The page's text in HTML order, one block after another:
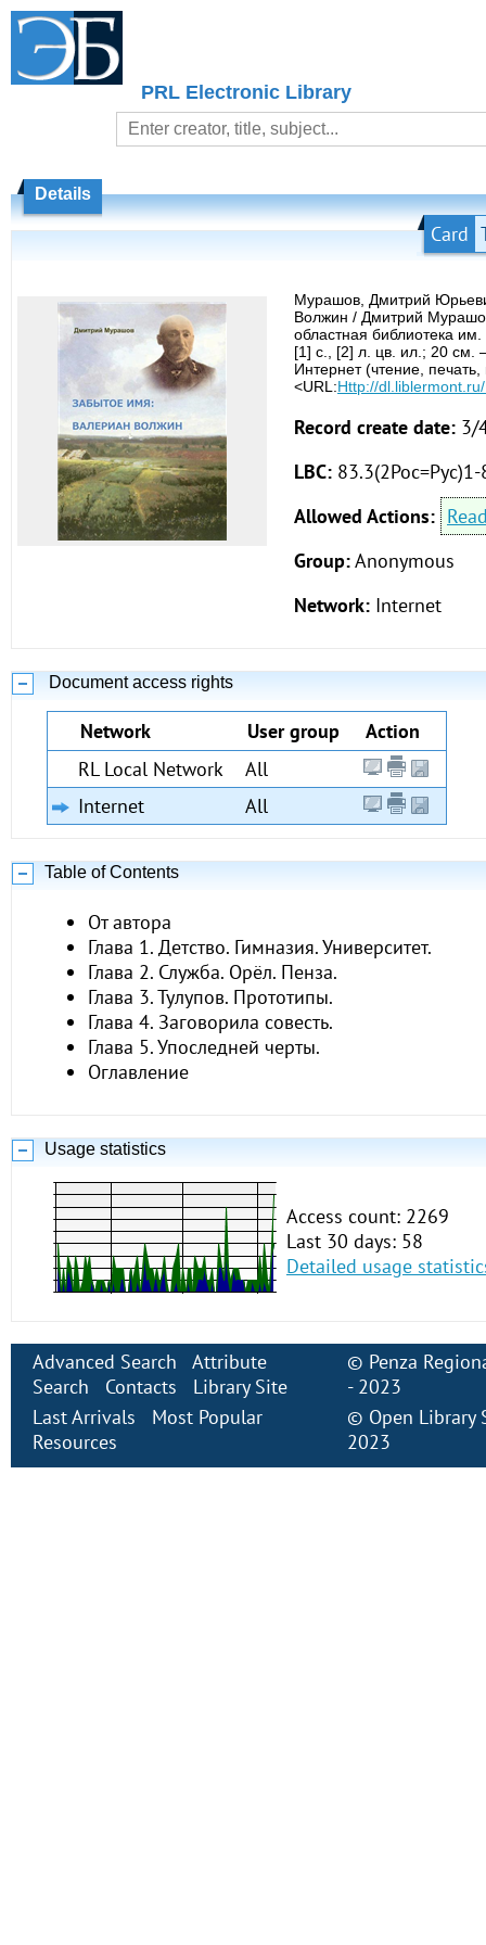
PRL Electronic Library
Details
Card
Мурашов, Дмитрий
Волжин / Дмитрий
областная библиотека
[1] с., [2] л. цв. ил.; 20 см.
Интернет (чтение,
<URL:Http://
Record create date: 3/
LBC:
Allowed Actions:
Group:Anonymous
Network: Internet
Document access rights
Network User group
Action
RL Local Network
All
Internet
All
Table of Contents
От автора
Глава 1. Детство. Гимназия. Университет.
Глава 2. Служба. Орёл. Пенза.
Глава 3. Тулупов. Прототипы.
Глава 4. Заговорила совесть.
Глава 5. Упоследней черты.
Оглавление
Usage statistics
Access count: 2269
Last 30 days: 58
Detailed usage
Advanced Search
Attribute
Search
Contacts
Library Site
Last Arrivals
Most Popular
Resources
© Penza
- 2023
© Open Library
2023